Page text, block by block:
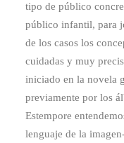
tipo de público
público infantil, para
de los casos los
cuidadas y muy
iniciado en la novela
previamente por los
Estempore
lenguaje de la